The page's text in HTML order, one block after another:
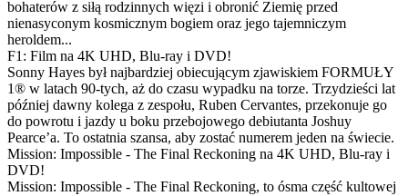
bohaterów z siłą rodzinnych więzi i obronić Ziemię przed
nienasyconym kosmicznym bogiem oraz jego tajemniczym
heroldem...
F1: Film na 4K UHD, Blu-ray i DVD!
Sonny Hayes był najbardziej obiecującym zjawiskiem FORMUŁY
1® w latach 90-tych, aż do czasu wypadku na torze. Trzydzieści lat
później dawny kolega z zespołu, Ruben Cervantes, przekonuje go
do powrotu i jazdy u boku przebojowego debiutanta Joshuy
Pearce’a. To ostatnia szansa, aby zostać numerem jeden na świecie.
Mission: Impossible - The Final Reckoning na 4K UHD, Blu-ray i
DVD!
Mission: Impossible - The Final Reckoning, to ósma część kultowej